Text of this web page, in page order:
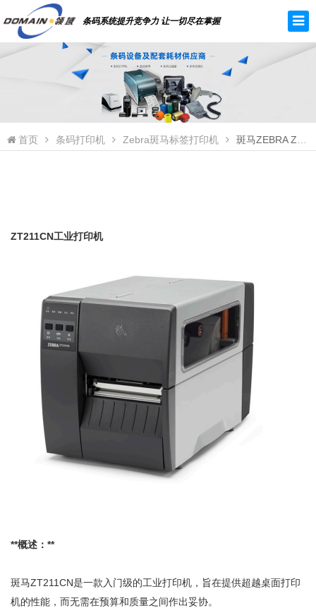
条码系统提升竞争力 让一切尽在掌握
首页 条码打印机 Zebra斑马标签打印机 斑马ZEBRA ZT211CN工业打印机
ZT211CN工业打印机
**概述：**
斑马ZT211CN是一款入门级的工业打印机，旨在提供超越桌面打印
机的性能，而无需在预算和质量之间作出妥协。